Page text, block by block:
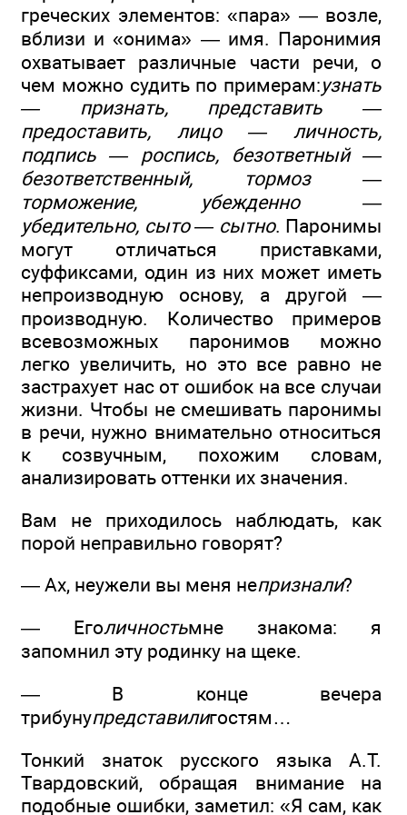
греческих элементов: «пара» — возле,
вблизи и «онима» — имя. Паронимия
охватывает различные части речи, о
чем можно судить по примерам:узнать
— признать, представить —
предоставить, лицо — личность,
подпись — роспись, безответный —
безответственный, тормоз —
торможение, убежденно —
убедительно, сыто — сытно. Паронимы
могут отличаться приставками,
суффиксами, один из них может иметь
непроизводную основу, а другой —
производную. Количество примеров
всевозможных паронимов можно
легко увеличить, но это все равно не
застрахует нас от ошибок на все случаи
жизни. Чтобы не смешивать паронимы
в речи, нужно внимательно относиться
к созвучным, похожим словам,
анализировать оттенки их значения.
Вам не приходилось наблюдать, как
порой неправильно говорят?
— Ах, неужели вы меня непризнали?
— Еголичностьмне знакома: я
запомнил эту родинку на щеке.
— В конце вечера
трибунупредставилигостям…
Тонкий знаток русского языка А.Т.
Твардовский, обращая внимание на
подобные ошибки, заметил: «Я сам, как